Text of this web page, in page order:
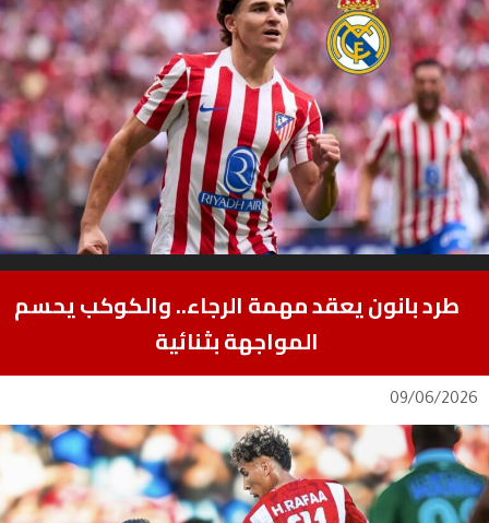
طرد بانون يعقد مهمة الرجاء.. والكوكب يحسم
المواجهة بثنائية
09/06/2026